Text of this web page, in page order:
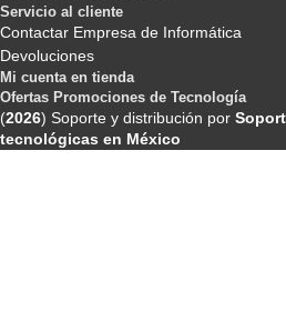
Servicio al cliente
Contactar Empresa de Informática
Devoluciones
Mi cuenta en tienda
Ofertas Promociones de Tecnología
(2026) Soporte y distribución por
tecnológicas en México